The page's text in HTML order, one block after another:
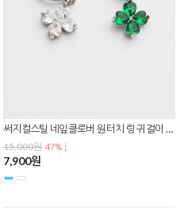
써지컬스틸 네잎클로버 원터치 링 귀걸이 큐빅 행운 드롭 데일리 이어링 E-0611
15,000원 47% ↓
7,900원